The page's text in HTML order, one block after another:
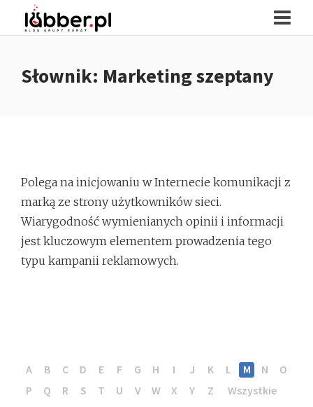
Słownik: Marketing szeptany
Polega na inicjowaniu w Internecie komunikacji z
marką ze strony użytkowników sieci.
Wiarygodność wymienianych opinii i informacji
jest kluczowym elementem prowadzenia tego
typu kampanii reklamowych.
A B C D E F G H I J K L M N
O
P
Q R S T U V W X Y Z Wszystkie